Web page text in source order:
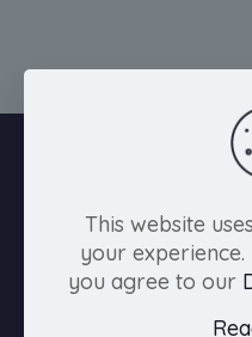
This website
your experience.
you agree to our